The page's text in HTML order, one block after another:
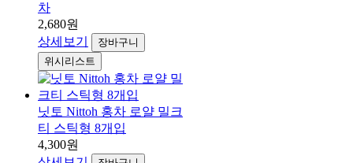
차
2,680원
상세보기
장바구니
위시리스트
닛토 Nittoh 홍차 로얄 밀크
티 스틱형 8개입
4,300원